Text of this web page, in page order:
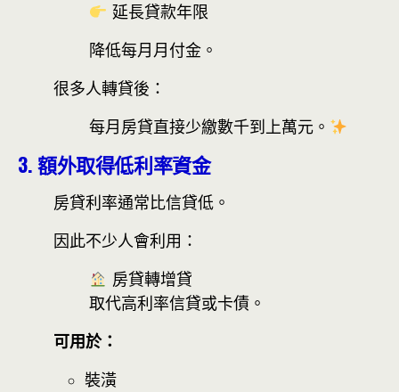
延長貸款年限
降低每月月付金。
很多人轉貸後：
每月房貸直接少繳數千到上萬元。
3. 額外取得低利率資金
房貸利率通常比信貸低。
因此不少人會利用：
房貸轉增貸
取代高利率信貸或卡債。
可用於：
裝潢